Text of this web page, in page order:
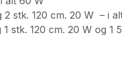
stk. 120 cm. 20 W – i
stk. 120 cm. 20 W og 1